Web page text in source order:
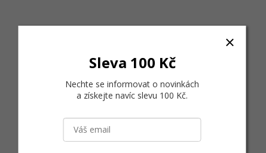
Sleva 100 Kč
Nechte se informovat o novinkách
a získejte navíc slevu 100 Kč.